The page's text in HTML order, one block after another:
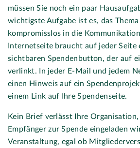
müssen Sie noch ein paar
wichtigste Aufgabe ist es, das
kompromisslos in die
Internetseite braucht auf jeder Seite
sichtbaren Spendenbutton, der auf
verlinkt. In jeder E-Mail und jedem
einen Hinweis auf ein
einem Link auf Ihre Spendenseite.
Kein Brief verlässt Ihre Organisation,
Empfänger zur Spende eingeladen
Veranstaltung, egal ob